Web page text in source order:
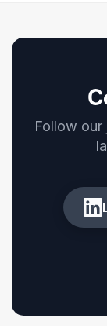
Follow